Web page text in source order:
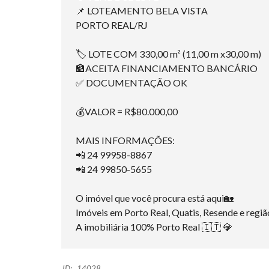
📌 LOTEAMENTO BELA VISTA
PORTO REAL/RJ
🏷️ LOTE COM 330,00 m² (11,00 m x30,00 m)
🏦ACEITA FINANCIAMENTO BANCÁRIO
✅ DOCUMENTAÇÃO OK
💰VALOR = R$80.000,00
MAIS INFORMAÇÕES:
📲 24 99958-8867
📲 24 99850-5655
O imóvel que você procura está aqui🏡
Imóveis em Porto Real, Quatis, Resende e
A imobiliária 100% Porto Real 🇮🇹 💎